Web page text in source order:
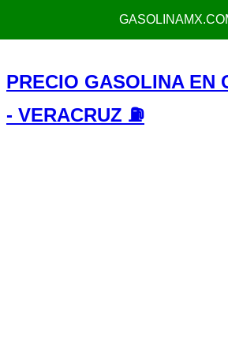
PRECIO GASOLINA EN
- VERACRUZ ⛽